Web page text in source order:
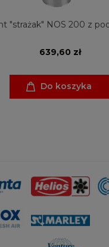
"strażak" NOS 200 z
639,60 zł
Do koszyka